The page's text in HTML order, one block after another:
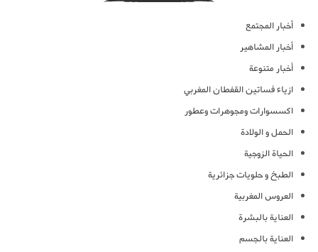
أخبار المجتمع
أخبار المشاهير
أخبار متنوعة
ازياء فساتين القفطان المغربي
اكسسوارات ومجوهرات وعطور
الحمل و الولادة
الحياة الزوجية
الطبخ و حلويات جزائرية
العروس المغربية
العناية بالبشرة
العناية بالجسم